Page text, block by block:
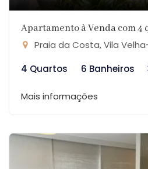
Apartamento à Venda com 4
Praia da Costa, Vila
4 Quartos
6 Banheiros
Mais informações